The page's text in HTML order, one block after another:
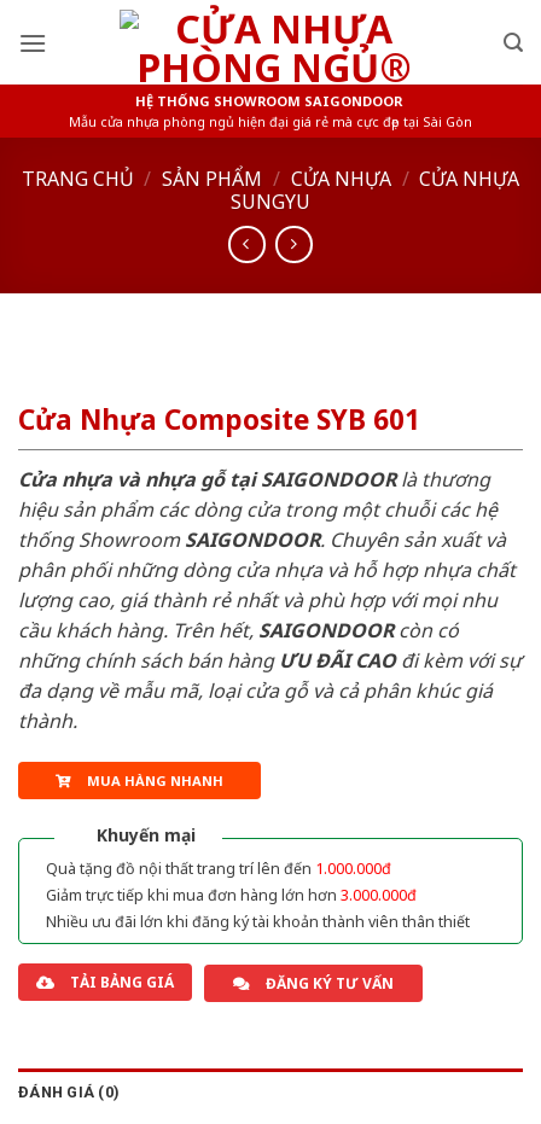
HỆ THỐNG SHOWROOM SAIGONDOOR
Mẫu cửa nhựa phòng ngủ hiện đại giá rẻ mà cực đẹp tại Sài Gòn
TRANG CHỦ / SẢN PHẨM / CỬA NHỰA / CỬA NHỰA
SUNGYU
Cửa Nhựa Composite SYB 601
Cửa nhựa và nhựa gỗ tại SAIGONDOORlà thương
hiệu sản phẩm các dòng cửa trong một chuỗi các hệ
thống ShowroomSAIGONDOOR. Chuyên sản xuất và
phân phối những dòng cửa nhựa và hỗ hợp nhựa chất
lượng cao, giá thành rẻ nhất và phù hợp với mọi nhu
cầu khách hàng. Trên hết, SAIGONDOORcòn có
những chính sách bán hàng ƯU ĐÃI CAOđi kèm với sự
đa dạng về mẫu mã, loại cửa gỗ và cả phân khúc giá
thành.
MUA HÀNG NHANH
Khuyến mại
Quà tặng đồ nội thất trang trí lên đến 1.000.000đ
Giảm trực tiếp khi mua đơn hàng lớn hơn 3.000.000đ
Nhiều ưu đãi lớn khi đăng ký tài khoản thành viên thân thiết
TẢI BẢNG GIÁ ĐĂNG KÝ TƯ VẤN
ĐÁNH GIÁ (0)